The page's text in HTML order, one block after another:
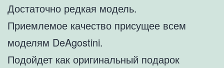
Достаточно редкая модель.
Приемлемое качество присущее всем
моделям DeAgostini.
Подойдет как оригинальный подарок